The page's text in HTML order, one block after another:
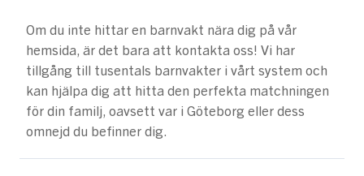
Om du inte hittar en barnvakt nära dig på vår
hemsida, är det bara att kontakta oss! Vi har
tillgång till tusentals barnvakter i vårt system och
kan hjälpa dig att hitta den perfekta matchningen
för din familj, oavsett var i Göteborg eller dess
omnejd du befinner dig.